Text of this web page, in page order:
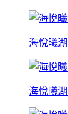
海悅曦
海悅曦